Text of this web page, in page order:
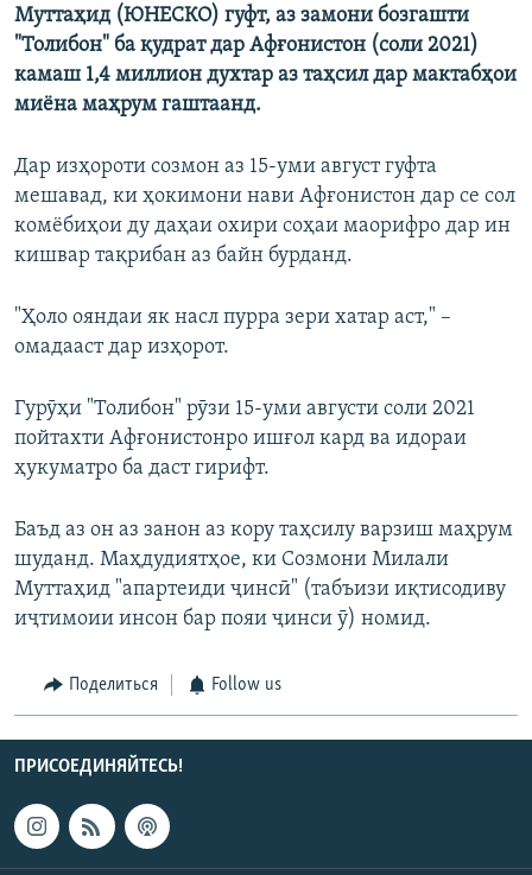
Муттаҳид (ЮНЕСКО) гуфт, аз замони бозгашти
"Толибон" ба қудрат дар Афғонистон (соли 2021)
камаш 1,4 миллион духтар аз таҳсил дар мактабҳои
миёна маҳрум гаштаанд.
Дар изҳороти созмон аз 15-уми август гуфта
мешавад, ки ҳокимони нави Афғонистон дар се сол
комёбиҳои ду даҳаи охири соҳаи маорифро дар ин
кишвар тақрибан аз байн бурданд.
"Ҳоло ояндаи як насл пурра зери хатар аст," –
омадааст дар изҳорот.
Гурӯҳи "Толибон" рӯзи 15-уми августи соли 2021
пойтахти Афғонистонро ишғол кард ва идораи
ҳукуматро ба даст гирифт.
Баъд аз он аз занон аз кору таҳсилу варзиш маҳрум
шуданд. Маҳдудиятҳое, ки Созмони Милали
Муттаҳид "апартеиди ҷинсӣ" (табъизи иқтисодиву
иҷтимоии инсон бар пояи ҷинси ӯ) номид.
Поделиться Follow us
ПРИСОЕДИНЯЙТЕСЬ!